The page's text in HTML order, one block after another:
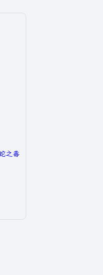
之毒